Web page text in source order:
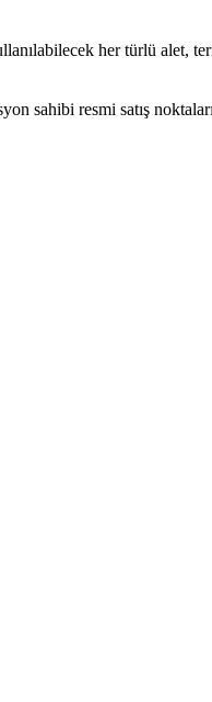
her türlü alet,
sahibi resmi satış